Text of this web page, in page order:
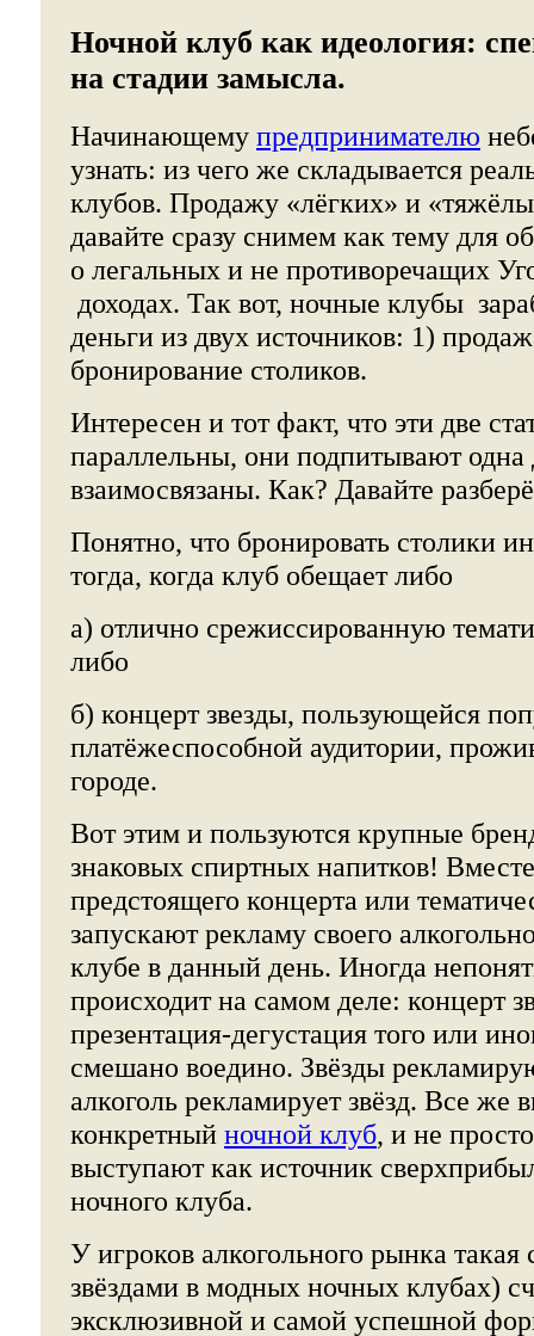
Ночной клуб как идеология:
на стадии замысла.
Начинающему предпринимателю
узнать: из чего же складывается
клубов. Продажу «лёгких» и
давайте сразу снимем как тему для
о легальных и не противоречащих
доходах. Так вот, ночные клубы
деньги из двух источников: 1)
бронирование столиков.
Интересен и тот факт, что эти две
параллельны, они подпитывают одна
взаимосвязаны. Как? Давайте
Понятно, что бронировать столики
тогда, когда клуб обещает либо
а) отлично срежиссированную
либо
б) концерт звезды, пользующейся
платёжеспособной аудитории,
городе.
Вот этим и пользуются крупные
знаковых спиртных напитков!
предстоящего концерта или
запускают рекламу своего
клубе в данный день. Иногда
происходит на самом деле: концерт
презентация-дегустация того или
смешано воедино. Звёзды
алкоголь рекламирует звёзд. Все же
конкретный ночной клуб, и не
выступают как источник
ночного клуба.
У игроков алкогольного рынка такая
звёздами в модных ночных клубах)
эксклюзивной и самой успешной